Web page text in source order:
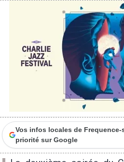
Vos infos locales de Frequence-
priorité sur Google